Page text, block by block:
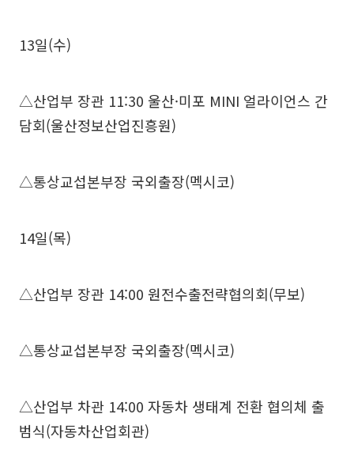
13일(수)
△산업부 장관 11:30 울산·미포 MINI 얼라이언스 간
담회(울산정보산업진흥원)
△통상교섭본부장 국외출장(멕시코)
14일(목)
△산업부 장관 14:00 원전수출전략협의회(무보)
△통상교섭본부장 국외출장(멕시코)
△산업부 차관 14:00 자동차 생태계 전환 협의체 출
범식(자동차산업회관)